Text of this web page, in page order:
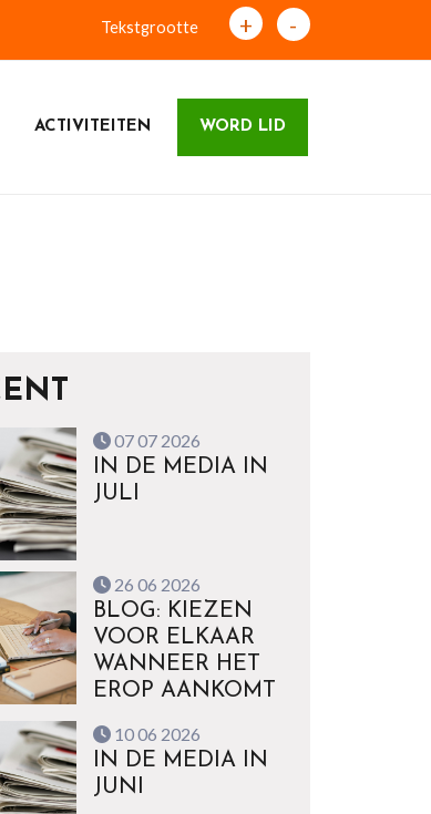
Tekstgrootte + -
ACTIVITEITEN WORD LID
07 07 2026
IN DE MEDIA IN
JULI
26 06 2026
BLOG: KIEZEN
VOOR ELKAAR
WANNEER HET
EROP AANKOMT
10 06 2026
IN DE MEDIA IN
JUNI